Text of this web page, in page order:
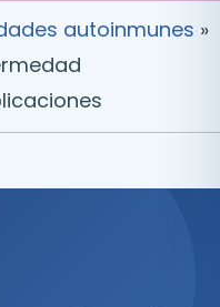
autoinmunes »